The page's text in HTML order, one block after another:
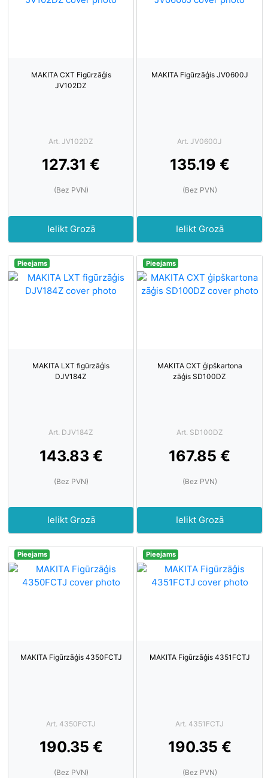
MAKITA CXT Figūrzāģis
JV102DZ
Art. JV102DZ
127.31 €
(Bez PVN)
Ielikt Grozā
MAKITA Figūrzāģis JV0600J
Art. JV0600J
135.19 €
(Bez PVN)
Ielikt Grozā
Pieejams
MAKITA LXT figūrzāģis
DJV184Z
Art. DJV184Z
143.83 €
(Bez PVN)
Ielikt Grozā
Pieejams
MAKITA CXT ģipškartona
zāģis SD100DZ
Art. SD100DZ
167.85 €
(Bez PVN)
Ielikt Grozā
Pieejams
MAKITA Figūrzāģis 4350FCTJ
Art. 4350FCTJ
190.35 €
(Bez PVN)
Pieejams
MAKITA Figūrzāģis 4351FCTJ
Art. 4351FCTJ
190.35 €
(Bez PVN)